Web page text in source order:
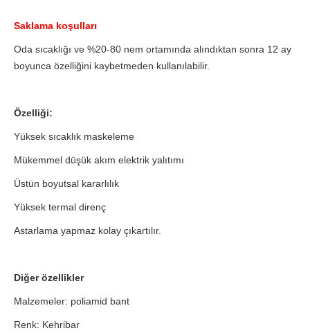
Saklama koşulları
Oda sıcaklığı ve %20-80 nem ortamında alındıktan sonra 12 ay
boyunca özelliğini kaybetmeden kullanılabilir.
Özelliği:
Yüksek sıcaklık maskeleme
Mükemmel düşük akım elektrik yalıtımı
Üstün boyutsal kararlılık
Yüksek termal direnç
Astarlama yapmaz kolay çıkartılır.
Diğer özellikler
Malzemeler: poliamid bant
Renk: Kehribar